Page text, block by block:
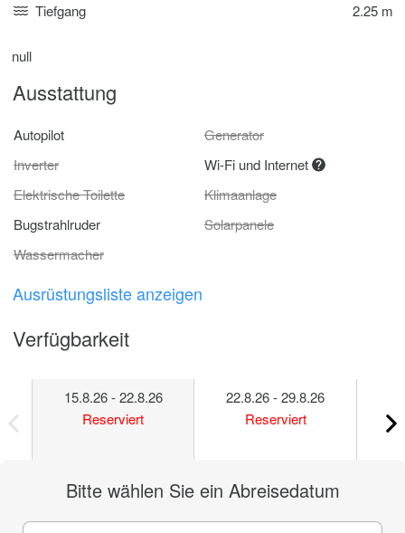
Tiefgang
2.25 m
null
Ausstattung
Autopilot
Generator
Inverter
Wi-Fi und Internet
Elektrische Toilette
Klimaanlage
Bugstrahlruder
Solarpanele
Wassermacher
Ausrüstungsliste anzeigen
Verfügbarkeit
15.8.26 - 22.8.26
Reserviert
22.8.26 - 29.8.26
Reserviert
Bitte wählen Sie ein Abreisedatum